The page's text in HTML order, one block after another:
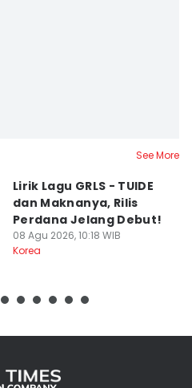
See More
Lirik Lagu GRLS - TUIDE
dan Maknanya, Rilis
Perdana Jelang Debut!
08 Agu 2026, 10:18 WIB
Korea